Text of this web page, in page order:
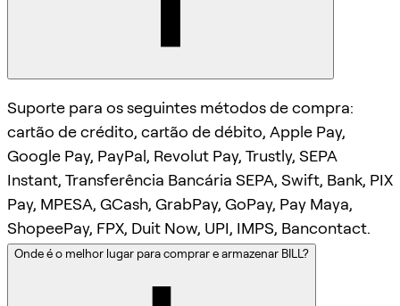
Suporte para os seguintes métodos de compra:
cartão de crédito, cartão de débito, Apple Pay,
Google Pay, PayPal, Revolut Pay, Trustly, SEPA
Instant, Transferência Bancária SEPA, Swift, Bank, PIX
Pay, MPESA, GCash, GrabPay, GoPay, Pay Maya,
ShopeePay, FPX, Duit Now, UPI, IMPS, Bancontact.
Onde é o melhor lugar para comprar e armazenar BILL?